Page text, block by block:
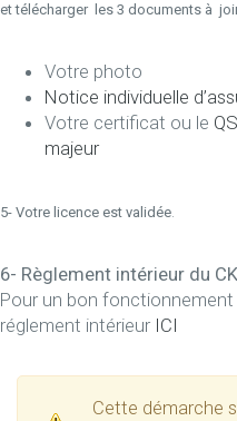
et télécharger les 3 documents à
Votre photo
Notice individuelle
Votre certificat ou le
majeur
5- Votre licence est validée.
6- Règlement intérieur du
Pour un bon
réglement intérieur ICI
Cette démarche